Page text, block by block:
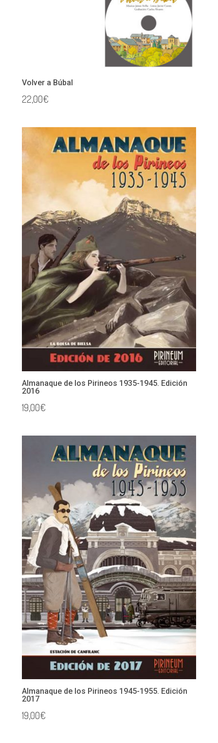
Volver a Búbal
22,00€
Almanaque de los Pirineos 1935-1945. Edición
2016
19,00€
Almanaque de los Pirineos 1945-1955. Edición
2017
19,00€